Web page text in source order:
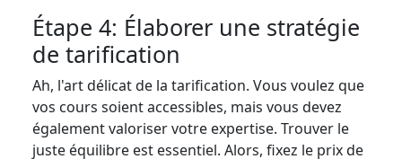
Étape 4: Élaborer une stratégie
de tarification
Ah, l'art délicat de la tarification. Vous voulez que
vos cours soient accessibles, mais vous devez
également valoriser votre expertise. Trouver le
juste équilibre est essentiel. Alors, fixez le prix de